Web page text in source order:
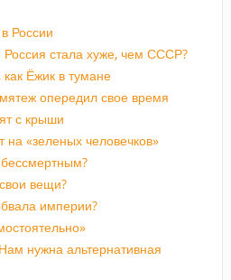
России
стала хуже, чем СССР?
как Ёжик в тумане
опередил свое время
с крыши
на «зеленых человечков»
вещи?
империи?
нужна альтернативная